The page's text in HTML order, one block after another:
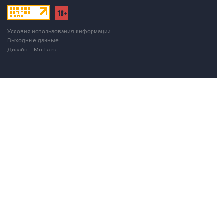
Условия использования информации
Выходные данные
Дизайн – Motka.ru